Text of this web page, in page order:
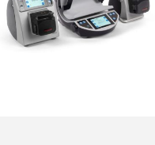
sucesivas
control de